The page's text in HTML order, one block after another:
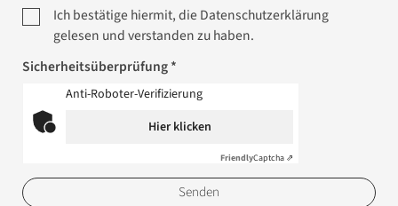
Ich bestätige hiermit, die Datenschutzerklärung
gelesen und verstanden zu haben.
Sicherheitsüberprüfung *
Anti-Roboter-Verifizierung
Hier klicken
FriendlyCaptcha ⇗